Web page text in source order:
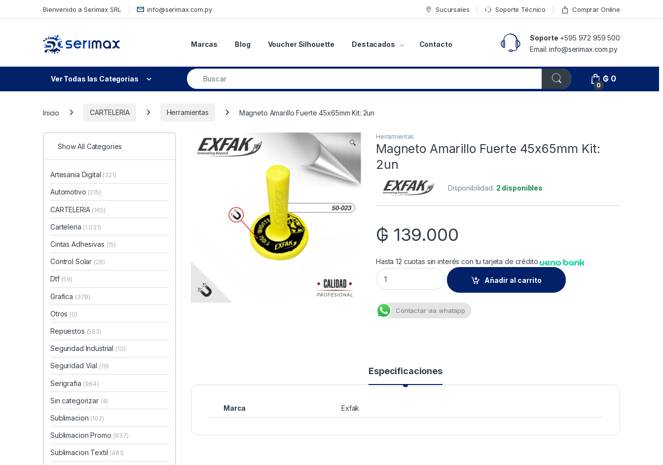
Bienvenido a Serimax SRL info@serimax.com.py Sucursales Soporte Técnico Comprar Online
Marcas Blog Voucher Silhouette Destacados Contacto
Soporte +595 972 959 500
Email: info@serimax.com.py
Ver Todas las Categorías
0
₲ 0
Inicio CARTELERIA Herramientas Magneto Amarillo Fuerte 45x65mm Kit: 2un
🔍
Herramientas
Magneto Amarillo Fuerte 45x65mm Kit:
2un
Disponibilidad: 2 disponibles
₲ 139.000
Hasta 12 cuotas sin interés con tu tarjeta de crédito
Magneto Amarillo Fuerte 45x65mm Kit: 2un quantity
Añadir al carrito
Contactar via whatapp
Especificaciones
Marca Exfak
Show All Categories
Artesania Digital (321)
Automotivo (215)
CARTELERIA (165)
Carteleria (1.031)
Cintas Adhesivas (15)
Control Solar (26)
Dtf (59)
Grafica (378)
Otros (0)
Repuestos (583)
Seguridad Industrial (10)
Seguridad Vial (19)
Serigrafia (964)
Sin categorizar (4)
Sublimacion (102)
Sublimacion Promo (637)
Sublimacion Textil (481)